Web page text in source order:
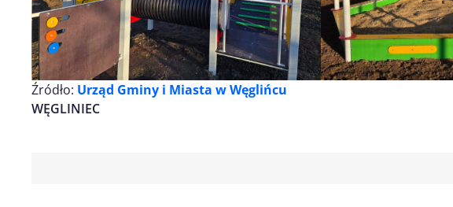
Źródło: Urząd Gminy i Miasta w Węglińcu
WĘGLINIEC